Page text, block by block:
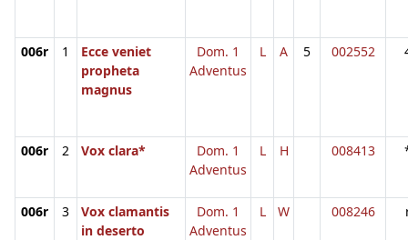
006r 1
Ecce veniet
propheta
magnus
Dom. 1
Adventus
L A 5 002552
006r 2 Vox clara*
Dom. 1
Adventus
L H 008413
006r 3
Vox clamantis
in deserto
Dom. 1
Adventus
L W 008246